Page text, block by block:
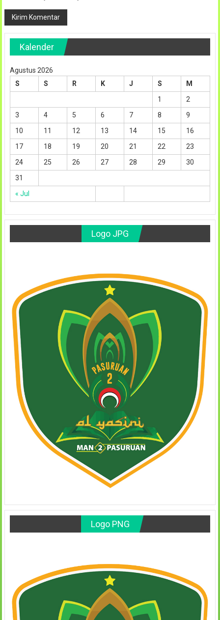
Kalender
Agustus 2026
S
S R K J S M
« Jul
1
2
3
4 5 6 7 8
9
10
11 12 13 14 15
16
17
18 19 20 21 22
23
24
25 26 27 28 29
30
31
Logo JPG
Logo PNG